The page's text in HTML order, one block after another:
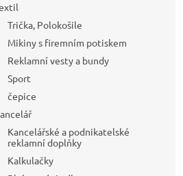
Trička, Polokošile
Mikiny s firemním potiskem
Reklamní vesty a bundy
Sport
čepice
Kancelářské a podnikatelské
reklamní doplňky
Kalkulačky